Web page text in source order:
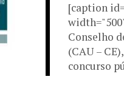
[caption
Conselho
(CAU –
concurso